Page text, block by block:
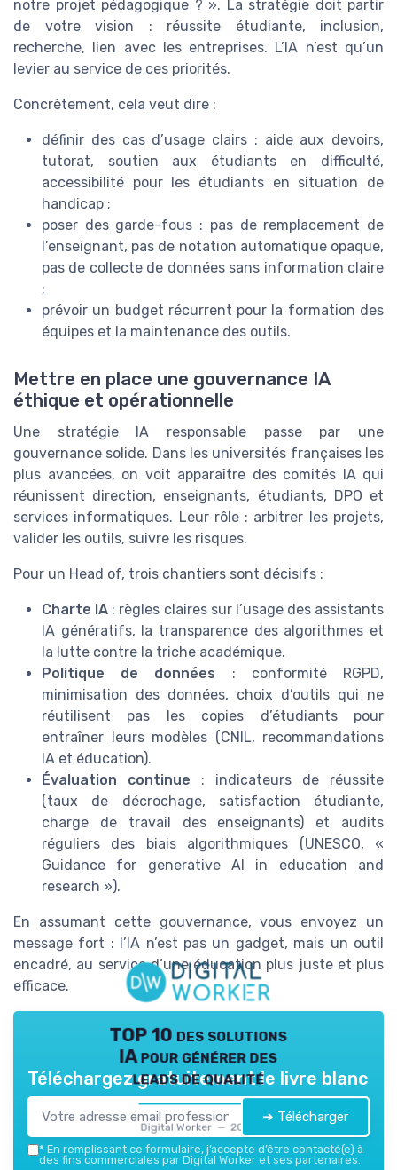
notre projet pédagogique ? ». La stratégie doit partir
de votre vision : réussite étudiante, inclusion,
recherche, lien avec les entreprises. L’IA n’est qu’un
levier au service de ces priorités.
Concrètement, cela veut dire :
définir des cas d’usage clairs : aide aux devoirs,
tutorat, soutien aux étudiants en difficulté,
accessibilité pour les étudiants en situation de
handicap ;
poser des garde-fous : pas de remplacement de
l’enseignant, pas de notation automatique opaque,
pas de collecte de données sans information claire
;
prévoir un budget récurrent pour la formation des
équipes et la maintenance des outils.
Mettre en place une gouvernance IA
éthique et opérationnelle
Une stratégie IA responsable passe par une
gouvernance solide. Dans les universités françaises les
plus avancées, on voit apparaître des comités IA qui
réunissent direction, enseignants, étudiants, DPO et
services informatiques. Leur rôle : arbitrer les projets,
valider les outils, suivre les risques.
Pour un Head of, trois chantiers sont décisifs :
Charte IA : règles claires sur l’usage des assistants
IA génératifs, la transparence des algorithmes et
la lutte contre la triche académique.
Politique de données : conformité RGPD,
minimisation des données, choix d’outils qui ne
réutilisent pas les copies d’étudiants pour
entraîner leurs modèles (CNIL, recommandations
IA et éducation).
Évaluation continue : indicateurs de réussite
(taux de décrochage, satisfaction étudiante,
charge de travail des enseignants) et audits
réguliers des biais algorithmiques (UNESCO, «
Guidance for generative AI in education and
research »).
En assumant cette gouvernance, vous envoyez un
message fort : l’IA n’est pas un gadget, mais un outil
encadré, au service d’une éducation plus juste et plus
efficace.
TOP 10 des solutions
IA pour générer des
leads de qualité
Digital Worker — 2026
Téléchargez gratuitement le livre blanc
➔ Télécharger
* En remplissant ce formulaire, j’accepte d’être contacté(e) à
des fins commerciales par Digital Worker et ses partenaires.